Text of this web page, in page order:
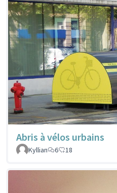
Abris à vélos urbains
Kyllian
6 18